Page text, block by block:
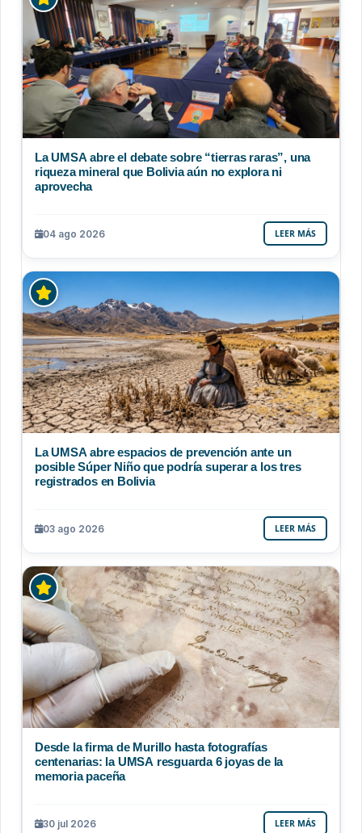
La UMSA abre el debate sobre “tierras raras”, una
riqueza mineral que Bolivia aún no explora ni
aprovecha
04 ago 2026 LEER MÁS
La UMSA abre espacios de prevención ante un
posible Súper Niño que podría superar a los tres
registrados en Bolivia
03 ago 2026 LEER MÁS
Desde la firma de Murillo hasta fotografías
centenarias: la UMSA resguarda 6 joyas de la
memoria paceña
30 jul 2026 LEER MÁS